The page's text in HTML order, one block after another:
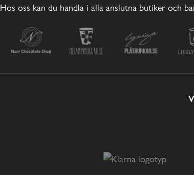
Hos oss kan du handla i alla anslutna butiker och